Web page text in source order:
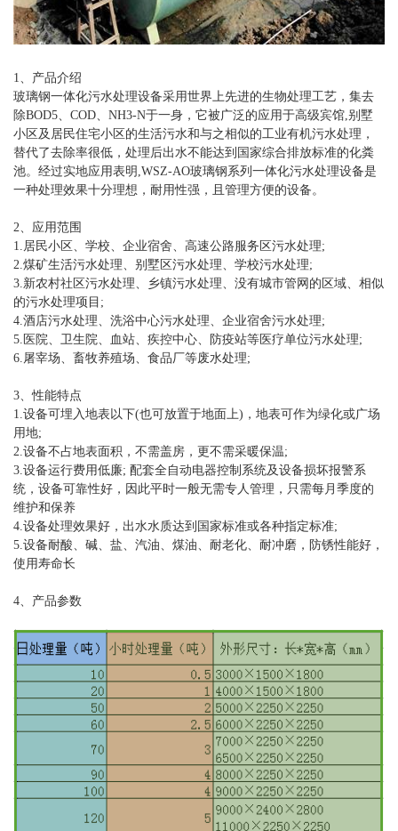
1、 产品介绍
玻璃钢一体化污水处理设备采用世界上先进的生物处理工艺，集去
除BOD5、COD、NH3-N于一身，它被广泛的应用于高级宾馆,别墅
小区及居民住宅小区的生活污水和与之相似的工业有机污水处理，
替代了去除率很低，处理后出水不能达到国家综合排放标准的化粪
池。经过实地应用表明,WSZ-AO玻璃钢系列一体化污水处理设备是
一种处理效果十分理想，耐用性强，且管理方便的设备。
2、 应用范围
1.居民小区、学校、企业宿舍、高速公路服务区污水处理;
2.煤矿生活污水处理、别墅区污水处理、学校污水处理;
3.新农村社区污水处理、乡镇污水处理、没有城市管网的区域、相似
的污水处理项目;
4.酒店污水处理、洗浴中心污水处理、企业宿舍污水处理;
5.医院、卫生院、血站、疾控中心、防疫站等医疗单位污水处理;
6.屠宰场、畜牧养殖场、食品厂等废水处理;
3、性能特点
1.设备可埋入地表以下(也可放置于地面上)，地表可作为绿化或广场
用地;
2.设备不占地表面积，不需盖房，更不需采暖保温;
3.设备运行费用低廉; 配套全自动电器控制系统及设备损坏报警系
统，设备可靠性好，因此平时一般无需专人管理，只需每月季度的
维护和保养
4.设备处理效果好，出水水质达到国家标准或各种指定标准;
5.设备耐酸、碱、盐、汽油、煤油、耐老化、耐冲磨，防锈性能好，
使用寿命长
4、 产品参数